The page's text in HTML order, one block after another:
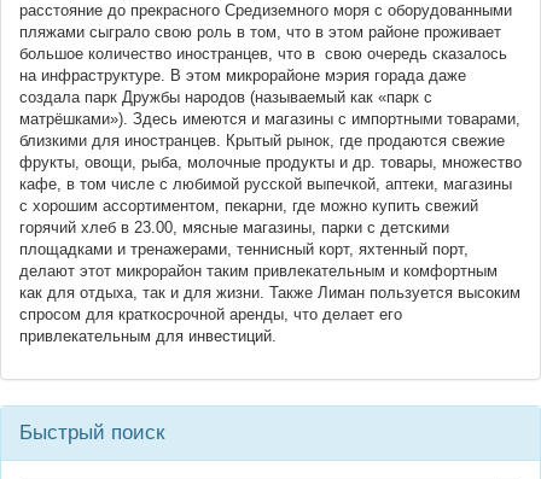
расстояние до прекрасного Средиземного моря с оборудованными
пляжами сыграло свою роль в том, что в этом районе проживает
большое количество иностранцев, что в свою очередь сказалось
на инфраструктуре. В этом микрорайоне мэрия горада даже
создала парк Дружбы народов (называемый как «парк с
матрёшками»). Здесь имеются и магазины с импортными товарами,
близкими для иностранцев. Крытый рынок, где продаются свежие
фрукты, овощи, рыба, молочные продукты и др. товары, множество
кафе, в том числе с любимой русской выпечкой, аптеки, магазины
с хорошим ассортиментом, пекарни, где можно купить свежий
горячий хлеб в 23.00, мясные магазины, парки с детскими
площадками и тренажерами, теннисный корт, яхтенный порт,
делают этот микрорайон таким привлекательным и комфортным
как для отдыха, так и для жизни. Также Лиман пользуется высоким
спросом для краткосрочной аренды, что делает его
привлекательным для инвестиций.
Быстрый поиск